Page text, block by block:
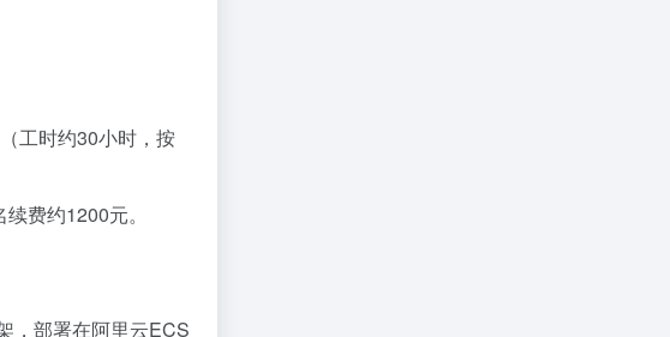
工时约30小时，按
费约1200元。
，部署在阿里云ECS